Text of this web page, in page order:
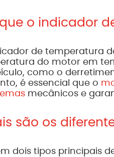
que o indicador
de temperatura
do motor em
como o
é essencial que o
mecânicos e
são os
dois tipos principais